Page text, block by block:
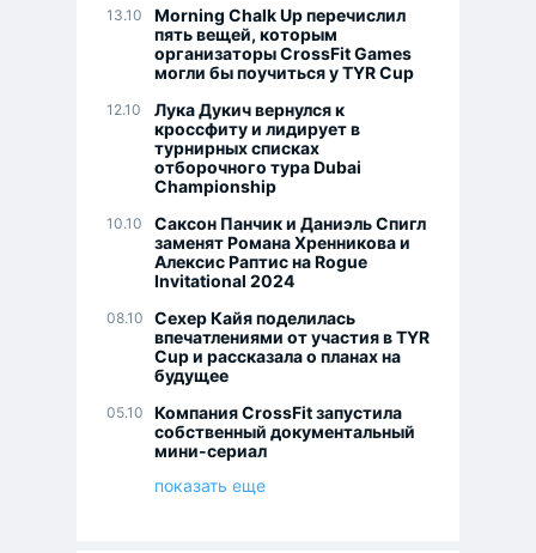
13.10
Morning Chalk Up перечислил
пять вещей, которым
организаторы CrossFit Games
могли бы поучиться у TYR Cup
12.10
Лука Дукич вернулся к
кроссфиту и лидирует в
турнирных списках
отборочного тура Dubai
Championship
10.10
Саксон Панчик и Даниэль Спигл
заменят Романа Хренникова и
Алексис Раптис на Rogue
Invitational 2024
08.10
Сехер Кайя поделилась
впечатлениями от участия в TYR
Cup и рассказала о планах на
будущее
05.10
Компания CrossFit запустила
собственный документальный
мини-сериал
показать еще